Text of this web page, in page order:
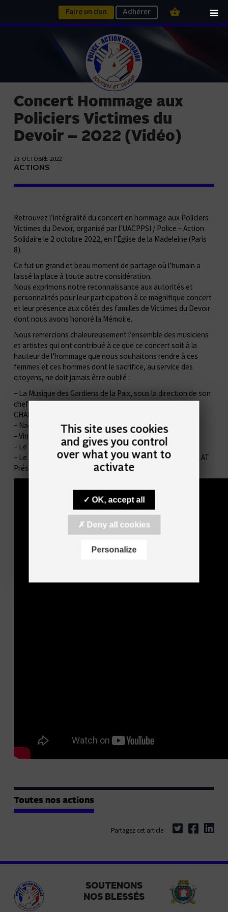
Faire un don Adhérer
Concert Hommage aux
Policiers Victimes du
Devoir – 2022 (Vidéo)
23 OCTOBRE 2022
ACTIONS
Retrouvez l’intégralité du concert en hommage aux Policiers
Victimes du Devoir, organisé par l’UACPPSI / Police – Action
Solidaire le 2 octobre 2022, en l’Église de la Madeleine (Paris
8).
Ce fut un grand et beau moment de partage où l’humain a
laissé la place à toute autre considération.
Nous exprimons notre reconnaissance aux autorités et
personnalités pour leur participation à ce magnifique concert
et leur présence aux côtés des familles de Victimes du Devoir
dont nous avons honoré la Mémoire.
Nous remercions chaleureusement l’ensemble des musiciens
et artistes qui ont contribué à ce que ce concert soit à la
hauteur de l’hommage que nous souhaitons rendre à ces
femmes et ces hommes dont le sacrifice, au service des
citoyens, ne doit jamais être oublié :
– La Musique des Gardiens de la Paix, sous la direction de son
chef Gildas HARNOIS, de son chef adjoint Jean-Jacques
CHARLES et de son Tambour Major Emmanuel DESCOL,
– Nadia IDAMAR,
– Vincent NICLO,
– Le « Chœur Sankofa » sous la direction de Joby SMITH,
– Le « Chœur de Pierre » sous la direction de Pierre BABOLAT.
Présentation : Fabienne HAMIACH
Toutes nos actions
Partagez cet article
SOUTENONS
NOS BLESSÉS
This site uses cookies
and gives you control
over what you want to
activate
OK, accept all
Deny all cookies
Personalize